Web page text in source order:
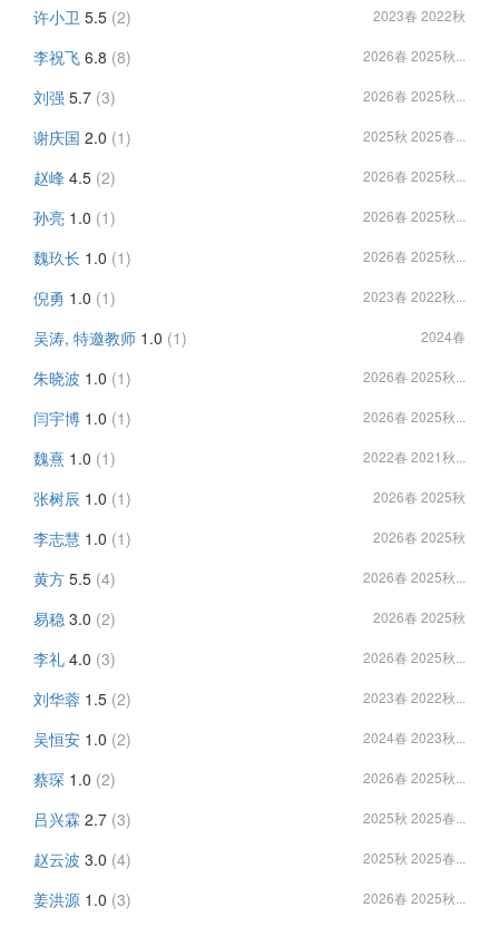
许小卫 5.5 (2) 2023春 2022秋
李祝飞 6.8 (8) 2026春 2025秋...
刘强 5.7 (3) 2026春 2025秋...
谢庆国 2.0 (1) 2025秋 2025春...
赵峰 4.5 (2) 2026春 2025秋...
孙亮 1.0 (1) 2026春 2025秋...
魏玖长 1.0 (1) 2026春 2025秋...
倪勇 1.0 (1) 2023春 2022秋...
吴涛, 特邀教师 1.0 (1) 2024春
朱晓波 1.0 (1) 2026春 2025秋...
闫宇博 1.0 (1) 2026春 2025秋...
魏熹 1.0 (1) 2022春 2021秋...
张树辰 1.0 (1) 2026春 2025秋
李志慧 1.0 (1) 2026春 2025秋
黄方 5.5 (4) 2026春 2025秋...
易稳 3.0 (2) 2026春 2025秋
李礼 4.0 (3) 2026春 2025秋...
刘华蓉 1.5 (2) 2023春 2022秋...
吴恒安 1.0 (2) 2024春 2023秋...
蔡琛 1.0 (2) 2026春 2025秋...
吕兴霖 2.7 (3) 2025秋 2025春...
赵云波 3.0 (4) 2025秋 2025春...
姜洪源 1.0 (3) 2026春 2025秋...